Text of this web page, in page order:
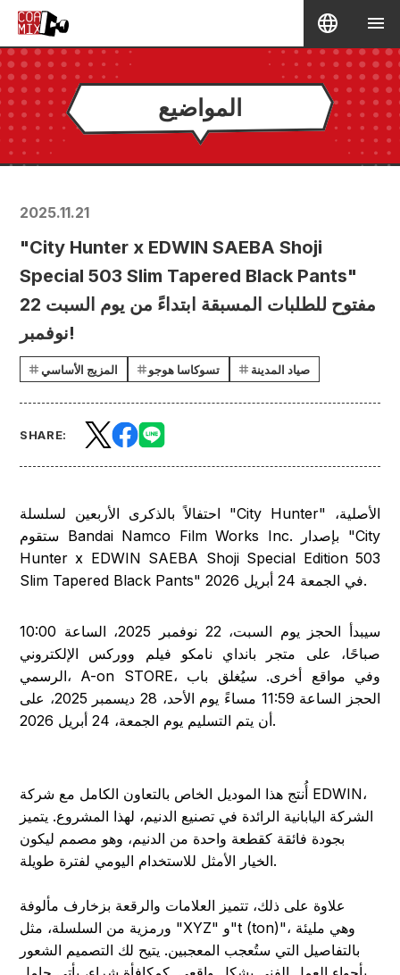
المواضيع
2025.11.21
"City Hunter x EDWIN SAEBA Shoji
Special 503 Slim Tapered Black Pants"
مفتوح للطلبات المسبقة ابتداءً من يوم السبت 22
نوفمبر!
المزيج الأساسي تسوكاسا هوجو صياد المدينة
SHARE:
احتفالاً بالذكرى الأربعين لسلسلة "City Hunter" الأصلية،
ستقوم Bandai Namco Film Works Inc. بإصدار "City
Hunter x EDWIN SAEBA Shoji Special Edition 503
Slim Tapered Black Pants" في الجمعة 24 أبريل 2026.
سيبدأ الحجز يوم السبت، 22 نوفمبر 2025، الساعة 10:00
صباحًا، على متجر بانداي نامكو فيلم ووركس الإلكتروني
الرسمي، A-on STORE، وفي مواقع أخرى. سيُغلق باب
الحجز الساعة 11:59 مساءً يوم الأحد، 28 ديسمبر 2025، على
أن يتم التسليم يوم الجمعة، 24 أبريل 2026.
أُنتج هذا الموديل الخاص بالتعاون الكامل مع شركة EDWIN،
الشركة اليابانية الرائدة في تصنيع الدنيم، لهذا المشروع. يتميز
بجودة فائقة كقطعة واحدة من الدنيم، وهو مصمم ليكون
الخيار الأمثل للاستخدام اليومي لفترة طويلة.
علاوة على ذلك، تتميز العلامات والرقعة بزخارف مألوفة
ورمزية من السلسلة، مثل "XYZ" و"t (ton)"، وهي مليئة
بالتفاصيل التي ستُعجب المعجبين. يتيح لك التصميم الشعور